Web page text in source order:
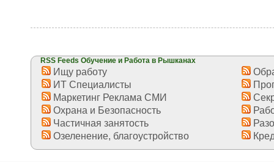
RSS Feeds Обучение и Работа в Рышканах
Ищу работу
ИТ Специалисты
Маркетинг Реклама СМИ
Охрана и Безопасность
Частичная занятость
Озеленение, благоустройство